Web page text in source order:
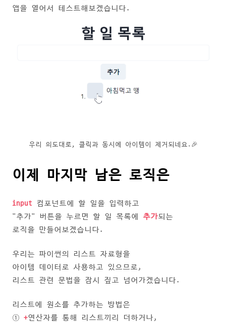
앱을 열어서 테스트해보겠습니다.
우리 의도대로, 클릭과 동시에 아이템이 제거되네요.🎉
이제 마지막 남은 로직은
input 컴포넌트에 할 일을 입력하고
"추가" 버튼을 누르면 할 일 목록에 추가되는
로직을 만들어보겠습니다.
우리는 파이썬의 리스트 자료형을
아이템 데이터로 사용하고 있으므로,
리스트 관련 문법을 잠시 짚고 넘어가겠습니다.
리스트에 원소를 추가하는 방법은
① +연산자를 통해 리스트끼리 더하거나,